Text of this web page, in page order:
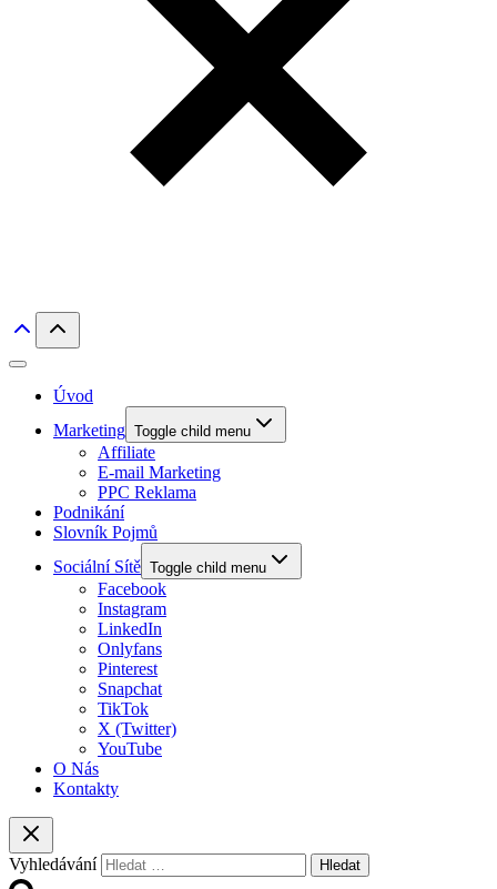
Úvod
Marketing Toggle child menu
Affiliate
E-mail Marketing
PPC Reklama
Podnikání
Slovník Pojmů
Sociální Sítě Toggle child menu
Facebook
Instagram
LinkedIn
Onlyfans
Pinterest
Snapchat
TikTok
X (Twitter)
YouTube
O Nás
Kontakty
Vyhledávání